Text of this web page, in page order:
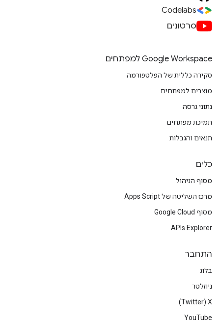
Codelabs
סרטונים
Google Workspace למפתחים
סקירה כללית של הפלטפורמה
מוצרים למפתחים
נתוני גרסה
תמיכת מפתחים
תנאים והגבלות
כלים
מסוף הניהול
מרכז השליטה של Apps Script
מסוף Google Cloud
APIs Explorer
התחבר
בלוג
ניוזלטר
X‏ (Twitter)
YouTube